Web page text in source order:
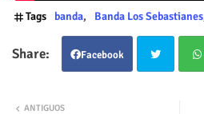
Tags banda Banda Los Sebastianes
Facebook
ANTIGUOS